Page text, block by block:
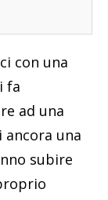
con una
fa
ad una
ancora una
subire